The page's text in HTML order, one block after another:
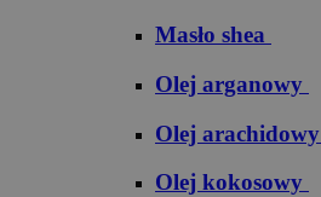
Masło shea
Olej arganowy
Olej arachidowy
Olej kokosowy